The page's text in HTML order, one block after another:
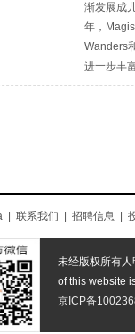
渐发展成
年，
Wanders
进一步丰
联系我们 招聘信息
未经版权所有
of this website
京ICP备